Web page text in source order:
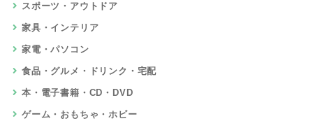
スポーツ・アウトドア
家具・インテリア
家電・パソコン
食品・グルメ・ドリンク・宅配
本・電子書籍・CD・DVD
ゲーム・おもちゃ・ホビー